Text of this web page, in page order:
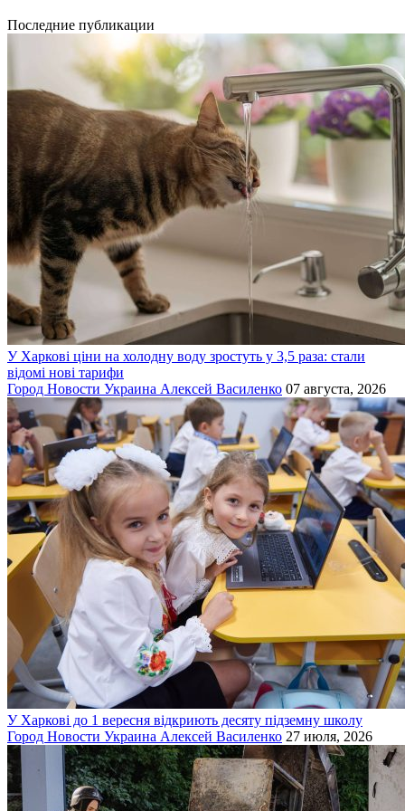
Последние публикации
У Харкові ціни на холодну воду зростуть у 3,5 раза: стали
відомі нові тарифи
Город Новости Украина Алексей Василенко 07 августа, 2026
У Харкові до 1 вересня відкриють десяту підземну школу
Город Новости Украина Алексей Василенко 27 июля, 2026